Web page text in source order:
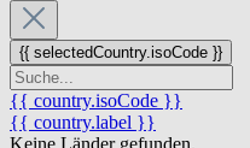
{{ selectedCountry.isoCode }}
{{ country.isoCode }}
{{ country.label }}
Keine Länder gefunden.